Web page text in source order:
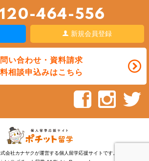
464-556
新規会員登録
い合わせ・資料請求
相談申込みはこちら
会社カナヤクが運営する個人留学応援サイトです。